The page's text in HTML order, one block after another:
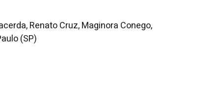
Renato Cruz, Maginora Conego,
(SP)